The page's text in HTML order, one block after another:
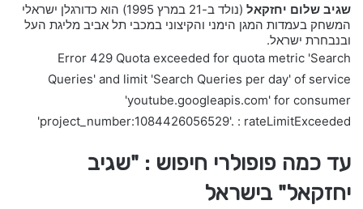
שגיב שלום יחזקאל
(נולד ב-21 במרץ 1995) הוא כדורגלן ישראלי
המשחק בעמדות המגן הימני והקיצוני במכבי תל אביב מליגת העל
ובנבחרת ישראל.
Error 429 Quota exceeded for quota metric 'Search
Queries' and limit 'Search Queries per day' of service
'youtube.googleapis.com' for consumer
'project_number:1084426056529'. : rateLimitExceeded
עד כמה פופולרי חיפוש : "שגיב
יחזקאל" בישראל